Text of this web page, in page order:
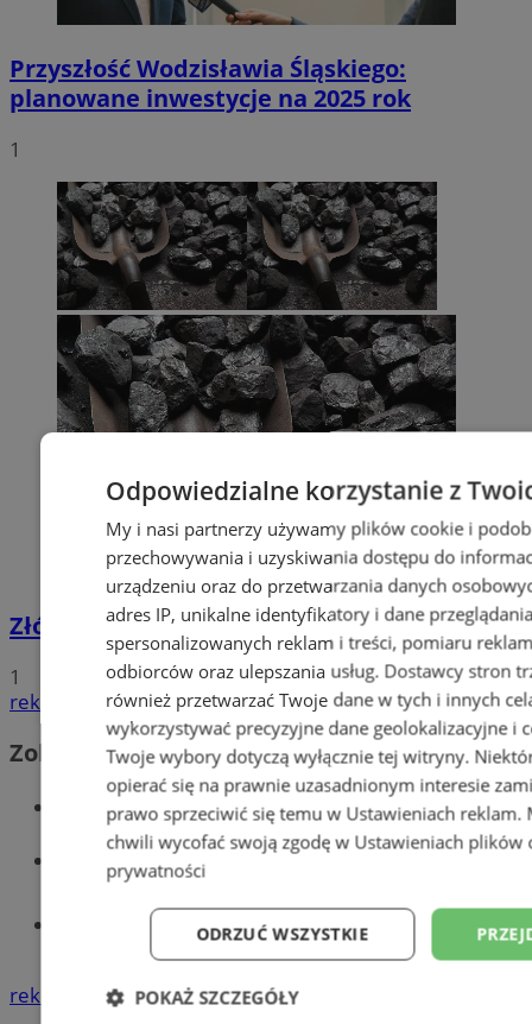
Przyszłość Wodzisławia Śląskiego:
planowane inwestycje na 2025 rok
1
Złóż wniosek o dodatek węglowy
1
reklama
Zobacz również
Wiadomości kryminalne w Wodzisławiu
Wiadomości lokalne
Tworzenie stron www - Wodzisław
reklama
Odpowiedzialne korzystanie z
My i nasi partnerzy używamy plików cookie i
przechowywania i uzyskiwania dostępu do
urządzeniu oraz do przetwarzania danych
adres IP, unikalne identyfikatory i dane
spersonalizowanych reklam i treści, pomiaru
odbiorców oraz ulepszania usług. Dostawcy stron
również przetwarzać Twoje dane w tych i innych
wykorzystywać precyzyjne dane geolokalizacyjne i
Twoje wybory dotyczą wyłącznie tej witryny.
opierać się na prawnie uzasadnionym interesie
prawo sprzeciwić się temu w Ustawieniach reklam.
chwili wycofać swoją zgodę w Ustawieniach plików
prywatności
ODRZUĆ WSZYSTKIE
POKAŻ SZCZEGÓŁY